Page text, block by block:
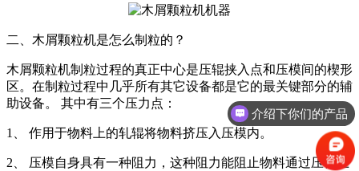
二、木屑颗粒机是怎么制粒的？
木屑颗粒机制粒过程的真正中心是压辊挟入点和压模间的楔形
区。在制粒过程中几乎所有其它设备都是它的最关键部分的辅
助设备。 其中有三个压力点：
1、 作用于物料上的轧辊将物料挤压入压模内。
2、 压模自身具有一种阻力，这种阻力能阻止物料通过压模上
介绍下你们的产品